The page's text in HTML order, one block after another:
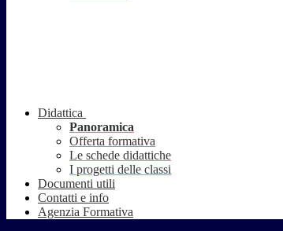
Didattica
Panoramica
Offerta formativa
Le schede didattiche
I progetti delle classi
Documenti utili
Contatti e info
Agenzia Formativa